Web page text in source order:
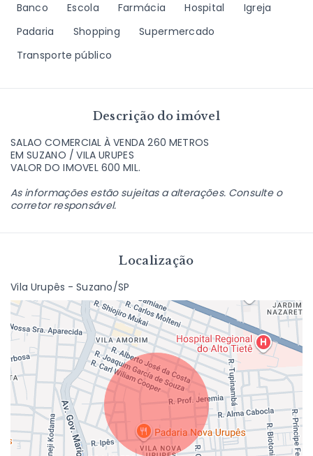
Banco Escola Farmácia Hospital
Igreja
Padaria
Shopping
Supermercado
Transporte público
Descrição do imóvel
SALAO COMERCIAL À VENDA 260 METROS
EM SUZANO / VILA URUPES
VALOR DO IMOVEL 600 MIL.
As informações estão sujeitas a alterações. Consulte o
corretor responsável.
Localização
Vila Urupês - Suzano/SP